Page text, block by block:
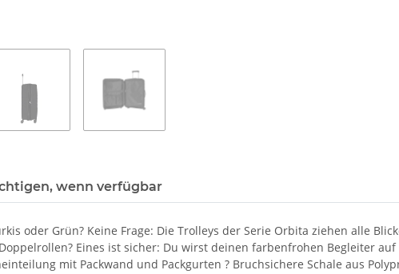
wenn verfügbar
oder Grün? Keine Frage: Die Trolleys der Serie Orbita ziehen alle
Eines ist sicher: Du wirst deinen farbenfrohen Begleiter
mit Packwand und Packgurten ? Bruchsichere Schale aus